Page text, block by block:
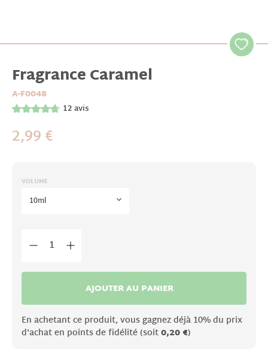
Fragrance Caramel
A-F0048
12avis
2,99 €
VOLUME
10ml
AJOUTER AU PANIER
En achetant ce produit, vous gagnez déjà 10% du prix
d'achat en points de fidélité (soit0,20 €)